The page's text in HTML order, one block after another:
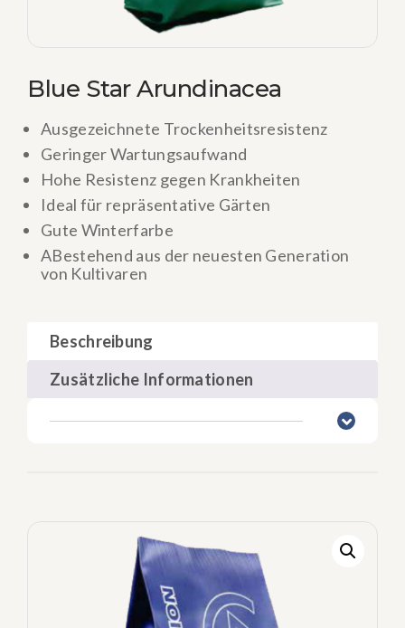
Blue Star Arundinacea
Ausgezeichnete Trockenheitsresistenz
Geringer Wartungsaufwand
Hohe Resistenz gegen Krankheiten
Ideal für repräsentative Gärten
Gute Winterfarbe
ABestehend aus der neuesten Generation
von Kultivaren
Beschreibung
Zusätzliche Informationen